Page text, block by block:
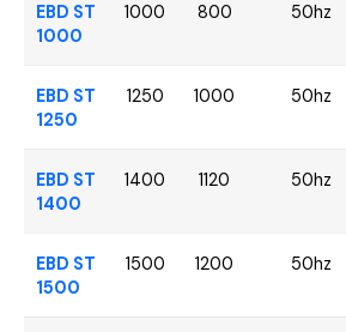
EBD ST
1000
1000 800 50hz
EBD ST
1250
1250 1000 50hz
EBD ST
1400
1400 1120 50hz
EBD ST
1500
1500 1200 50hz